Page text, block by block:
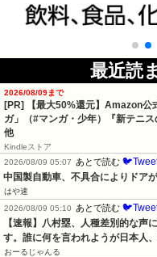
最近読
2026/08/09まで
[PR]
【最大50%還元】Amazon
ガ」（#マンガ・少年）『新テニ
他
Kindleストア
2026/08/09 05:07
あとで読む
中国製自動車、不具合によりドア
はや速
2026/08/09 05:10
あとで読む
【速報】八村塁、人種差別的な声
す。誰に何を言われようが日本人
おーるじゃんる